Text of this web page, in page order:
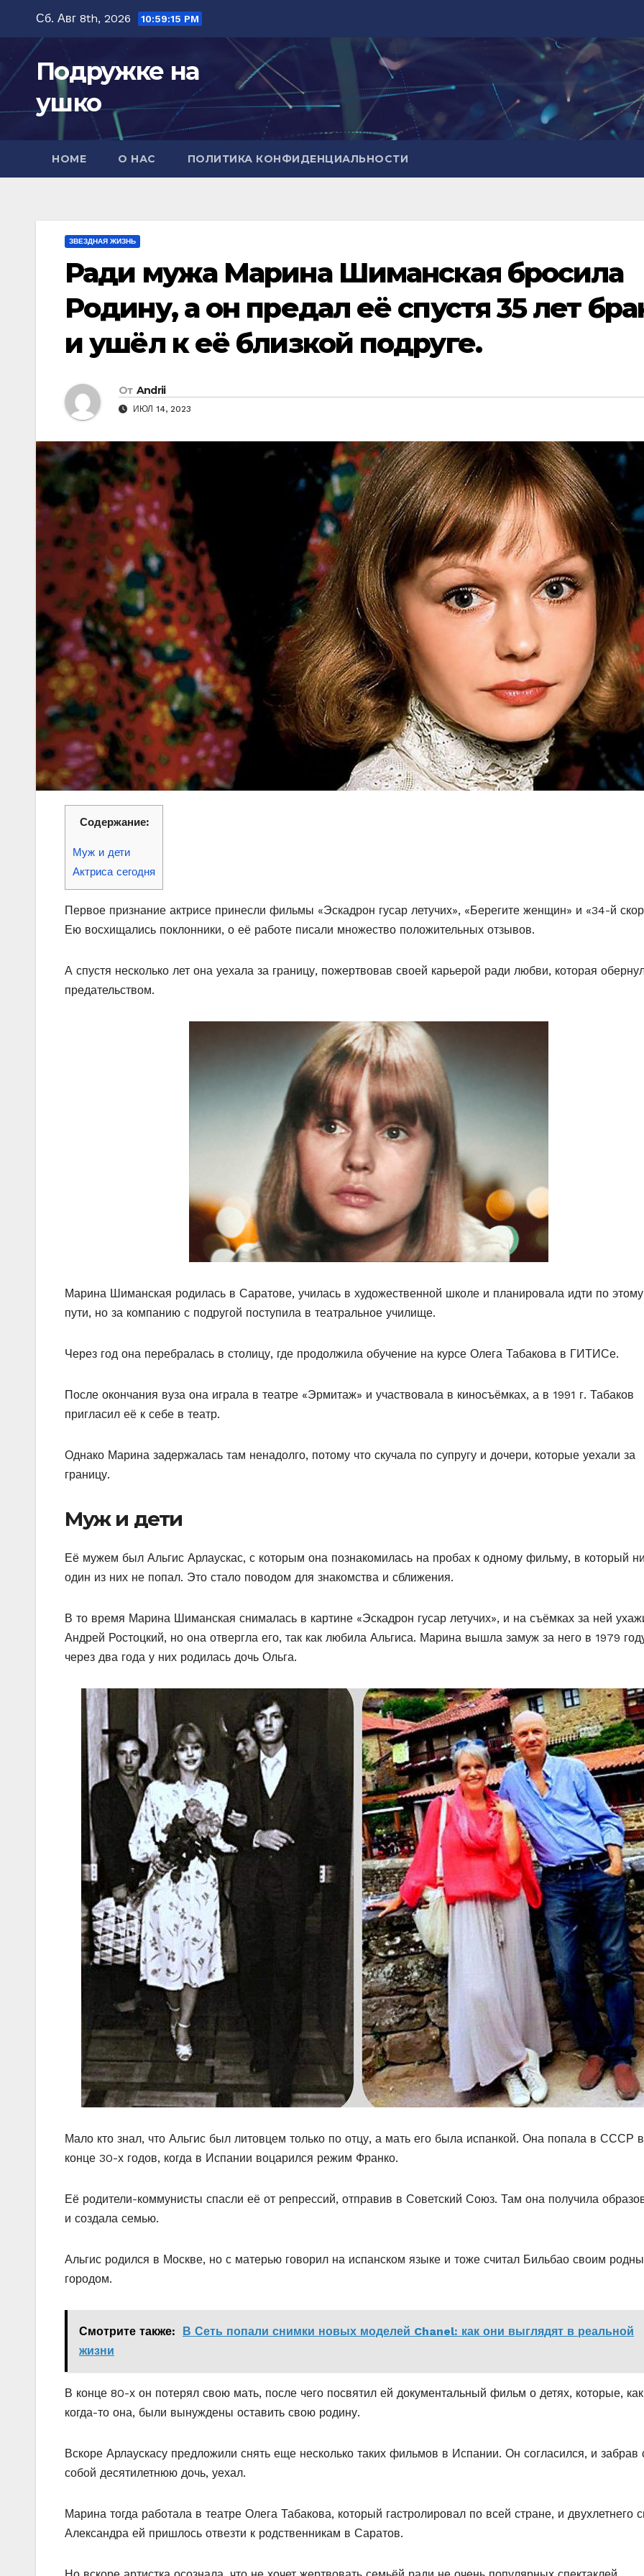
содержимому
Сб. Авг 8th, 2026 10:59:17 PM
Подружке на
ушко
HOME О НАС ПОЛИТИКА КОНФИДЕНЦИАЛЬНОСТИ
ЗВЕЗДНАЯ ЖИЗНЬ
Ради мужа Марина Шиманская бросила
Родину, а он предал её спустя 35 лет
и ушёл к её близкой подруге.
От Andrii
ИЮЛ 14, 2023
Содержание:
Муж и дети
Актриса сегодня
Первое признание актрисе принесли фильмы «Эскадрон гусар летучих», «Берегите женщин» и «34-й
Ею восхищались поклонники, о её работе писали множество положительных отзывов.
А спустя несколько лет она уехала за границу, пожертвовав своей карьерой ради любви, которая
предательством.
Марина Шиманская родилась в Саратове, училась в художественной школе и планировала идти по этому
пути, но за компанию с подругой поступила в театральное училище.
Через год она перебралась в столицу, где продолжила обучение на курсе Олега Табакова в ГИТИСе.
После окончания вуза она играла в театре «Эрмитаж» и участвовала в киносъёмках, а в 1991 г. Табаков
пригласил её к себе в театр.
Однако Марина задержалась там ненадолго, потому что скучала по супругу и дочери, которые уехали за
границу.
Муж и дети
Её мужем был Альгис Арлаускас, с которым она познакомилась на пробах к одному фильму, в который
один из них не попал. Это стало поводом для знакомства и сближения.
В то время Марина Шиманская снималась в картине «Эскадрон гусар летучих», и на съёмках за ней
Андрей Ростоцкий, но она отвергла его, так как любила Альгиса. Марина вышла замуж за него в 1979
через два года у них родилась дочь Ольга.
Мало кто знал, что Альгис был литовцем только по отцу, а мать его была испанкой. Она попала в СССР в
конце 30-х годов, когда в Испании воцарился режим Франко.
Её родители-коммунисты спасли её от репрессий, отправив в Советский Союз. Там она получила
и создала семью.
Альгис родился в Москве, но с матерью говорил на испанском языке и тоже считал Бильбао своим
городом.
Смотрите также:
В Сеть попали снимки новых моделей Chanel: как они выглядят в реальной
жизни
В конце 80-х он потерял свою мать, после чего посвятил ей документальный фильм о детях, которые, как
когда-то она, были вынуждены оставить свою родину.
Вскоре Арлаускасу предложили снять еще несколько таких фильмов в Испании. Он согласился, и забрав
собой десятилетнюю дочь, уехал.
Марина тогда работала в театре Олега Табакова, который гастролировал по всей стране, и двухлетнего
Александра ей пришлось отвезти к родственникам в Саратов.